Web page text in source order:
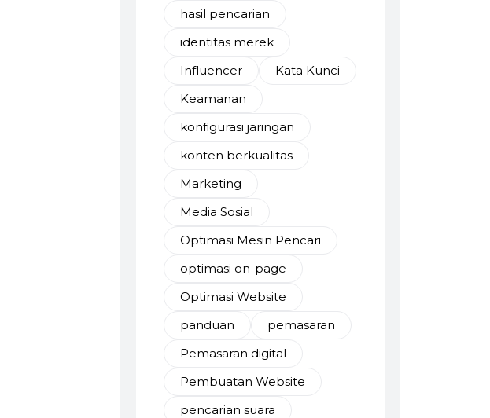
hasil pencarian
identitas merek
Influencer
Kata Kunci
Keamanan
konfigurasi jaringan
konten berkualitas
Marketing
Media Sosial
Optimasi Mesin Pencari
optimasi on-page
Optimasi Website
panduan
pemasaran
Pemasaran digital
Pembuatan Website
pencarian suara